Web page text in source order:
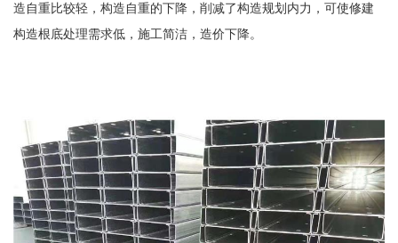
造自重比较轻，构造自重的下降，削减了构造规划内力，可使修建
构造根底处理需求低，施工简洁，造价下降。